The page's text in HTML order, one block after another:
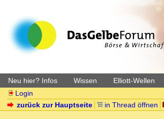
Neu hier? Infos Wissen Elliott-Wellen
Login
zurück zur Hauptseite
in Thread öffnen